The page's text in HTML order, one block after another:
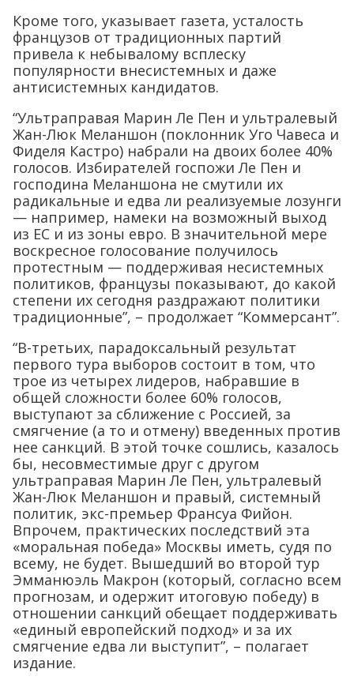
Кроме того, указывает газета, усталость
французов от традиционных партий
привела к небывалому всплеску
популярности внесистемных и даже
антисистемных кандидатов.
“Ультраправая Марин Ле Пен и ультралевый
Жан-Люк Меланшон (поклонник Уго Чавеса и
Фиделя Кастро) набрали на двоих более 40%
голосов. Избирателей госпожи Ле Пен и
господина Меланшона не смутили их
радикальные и едва ли реализуемые лозунги
— например, намеки на возможный выход
из ЕС и из зоны евро. В значительной мере
воскресное голосование получилось
протестным — поддерживая несистемных
политиков, французы показывают, до какой
степени их сегодня раздражают политики
традиционные”, – продолжает “Коммерсант”.
“В-третьих, парадоксальный результат
первого тура выборов состоит в том, что
трое из четырех лидеров, набравшие в
общей сложности более 60% голосов,
выступают за сближение с Россией, за
смягчение (а то и отмену) введенных против
нее санкций. В этой точке сошлись, казалось
бы, несовместимые друг с другом
ультраправая Марин Ле Пен, ультралевый
Жан-Люк Меланшон и правый, системный
политик, экс-премьер Франсуа Фийон.
Впрочем, практических последствий эта
«моральная победа» Москвы иметь, судя по
всему, не будет. Вышедший во второй тур
Эмманюэль Макрон (который, согласно всем
прогнозам, и одержит итоговую победу) в
отношении санкций обещает поддерживать
«единый европейский подход» и за их
смягчение едва ли выступит”, – полагает
издание.